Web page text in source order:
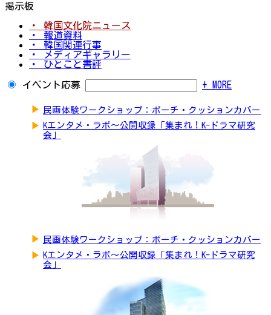
掲示板
・ 韓国文化院ニュース
・ 報道資料
・ 韓国関連行事
・ メディアギャラリー
・ ひとこと書評
イベント応募 + MORE
▶ 民画体験ワークショップ：ポーチ・クッションカバー
▶ Kエンタメ・ラボ～公開収録「集まれ！K-ドラマ研究
会」
▶ 民画体験ワークショップ：ポーチ・クッションカバー
▶ Kエンタメ・ラボ～公開収録「集まれ！K-ドラマ研究
会」